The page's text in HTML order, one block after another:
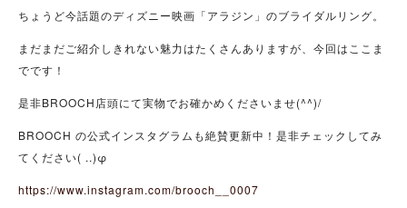
ちょうど今話題のディズニー映画「アラジン」のブライダルリング。
まだまだご紹介しきれない魅力はたくさんありますが、今回はここま
でです！
是非BROOCH店頭にて実物でお確かめくださいませ(^^)/
BROOCH の公式インスタグラムも絶賛更新中！是非チェックしてみ
てください( ..)φ
https://www.instagram.com/brooch__0007